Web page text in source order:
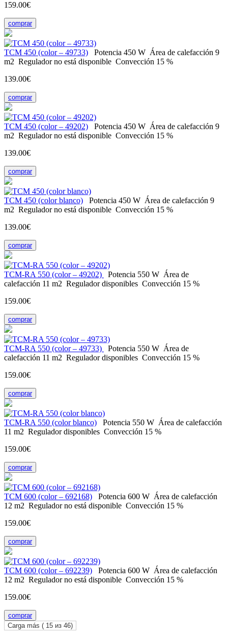
159.00€
comprar
ТСМ 450 (color – 49733) Potencia 450 W Área de calefacción 9
m2 Regulador no está disponible Convección 15 %
139.00€
comprar
ТСМ 450 (color – 49202) Potencia 450 W Área de calefacción 9
m2 Regulador no está disponible Convección 15 %
139.00€
comprar
ТСМ 450 (color blanco) Potencia 450 W Área de calefacción 9
m2 Regulador no está disponible Convección 15 %
139.00€
comprar
ТСМ-RA 550 (color – 49202) Potencia 550 W Área de
calefacción 11 m2 Regulador disponibles Convección 15 %
159.00€
comprar
ТСМ-RA 550 (color – 49733) Potencia 550 W Área de
calefacción 11 m2 Regulador disponibles Convección 15 %
159.00€
comprar
ТСМ-RA 550 (color blanco) Potencia 550 W Área de calefacción
11 m2 Regulador disponibles Convección 15 %
159.00€
comprar
ТСМ 600 (color – 692168) Potencia 600 W Área de calefacción
12 m2 Regulador no está disponible Convección 15 %
159.00€
comprar
ТСМ 600 (color – 692239) Potencia 600 W Área de calefacción
12 m2 Regulador no está disponible Convección 15 %
159.00€
comprar
Carga más ( 15 из 46)